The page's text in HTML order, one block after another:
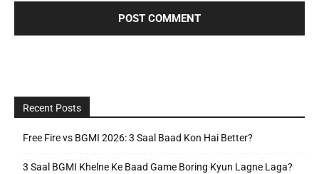
Recent Posts
Free Fire vs BGMI 2026: 3 Saal Baad Kon Hai Better?
3 Saal BGMI Khelne Ke Baad Game Boring Kyun Lagne Laga?